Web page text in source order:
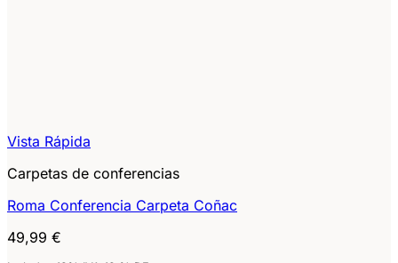
Vista Rápida
Carpetas de conferencias
Roma Conferencia Carpeta Coñac
49,99 €